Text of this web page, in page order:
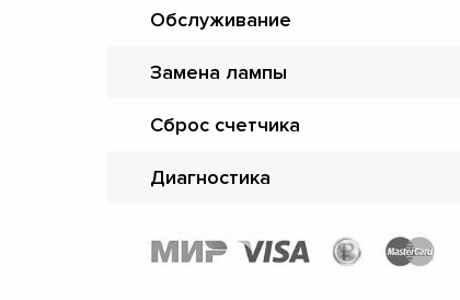
Обслуживание
Замена лампы
Сброс счетчика
Диагностика